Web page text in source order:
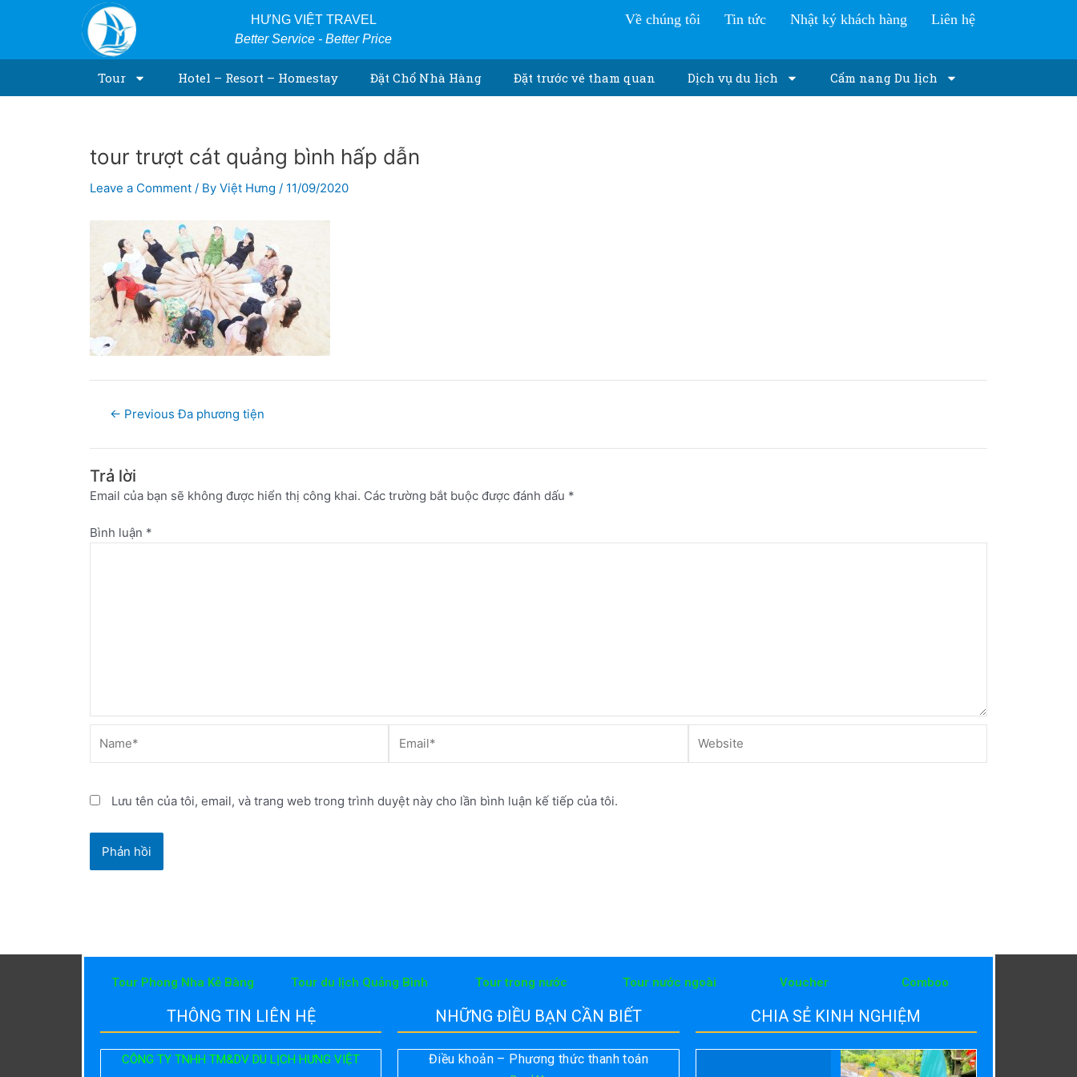
HƯNG VIỆT TRAVEL
Better Service - Better Price
Về chúng tôi Tin tức Nhật ký khách hàng Liên hệ
Tour Hotel – Resort – Homestay Đặt Chổ Nhà Hàng Đặt trước vé tham quan Dịch vụ du lịch Cẩm nang Du lịch
tour trượt cát quảng bình hấp dẫn
Leave a Comment / By Việt Hưng / 11/09/2020
Post
navigation
← Previous Đa phương tiện
Trả lời
Email của bạn sẽ không được hiển thị công khai. Các trường bắt buộc được đánh dấu *
Bình luận *
Lưu tên của tôi, email, và trang web trong trình duyệt này cho lần bình luận kế tiếp của tôi.
Tour Phong Nha Kẻ Bàng Tour du lịch Quảng Bình Tour trong nước Tour nước ngoài Voucher Comboo
THÔNG TIN LIÊN HỆ
CÔNG TY TNHH TM&DV DU LỊCH HƯNG VIỆT
NHỮNG ĐIỀU BẠN CẦN BIẾT
Điều khoản – Phương thức thanh toán
CHIA SẺ KINH NGHIỆM